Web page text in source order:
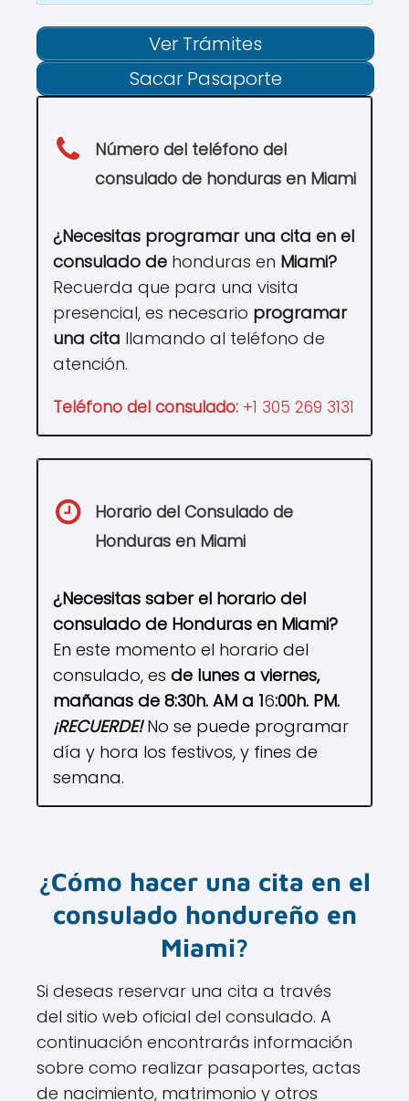
Ver Trámites
Sacar Pasaporte
Número del teléfono del
consulado de honduras en Miami
¿Necesitas programar una cita en el
consulado de honduras en Miami?
Recuerda que para una visita
presencial, es necesario programar
una cita llamando al teléfono de
atención.
Teléfono del consulado: +1 305 269 3131
Horario del Consulado de
Honduras en Miami
¿Necesitas saber el horario del
consulado de Honduras en Miami?
En este momento el horario del
consulado, es de lunes a viernes,
mañanas de 8:30h. AM a 16:00h. PM.
¡RECUERDE!No se puede programar
día y hora los festivos, y fines de
semana.
¿Cómo hacer una cita en el
consulado hondureño en
Miami?
Si deseas reservar una cita a través
del sitio web oficial del consulado. A
continuación encontrarás información
sobre como realizar pasaportes, actas
de nacimiento, matrimonio y otros